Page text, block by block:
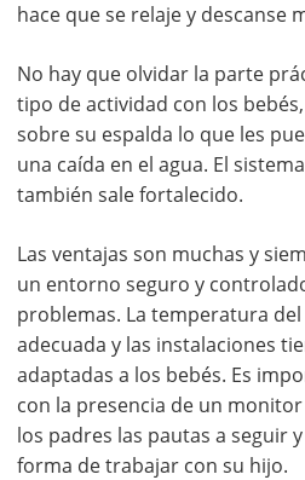
hace que se relaje y descanse
No hay que olvidar la parte
tipo de actividad con los
sobre su espalda lo que les
una caída en el agua. El
también sale fortalecido.
Las ventajas son muchas y
un entorno seguro y
problemas. La temperatura del
adecuada y las instalaciones
adaptadas a los bebés. Es
con la presencia de un
los padres las pautas a seguir
forma de trabajar con su hijo.